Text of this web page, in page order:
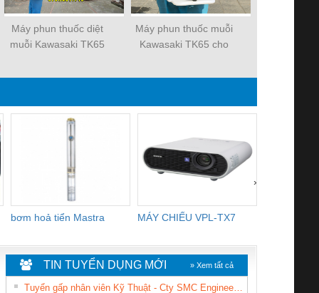
Máy phun thuốc diệt
muỗi Kawasaki TK65
Máy phun thuốc muỗi
Kawasaki TK65 cho
bơm hoả tiển Mastra MÁY CHIẾU VPL-TX7
›
TIN TUYỂN DỤNG MỚI » Xem tất cả